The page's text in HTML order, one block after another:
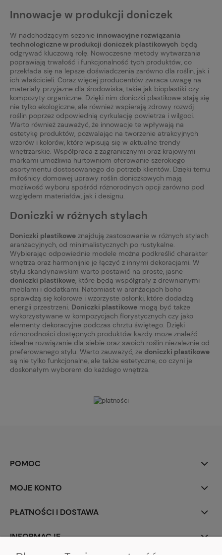
Innowacje w produkcji doniczek
W nadchodzącym sezonie innowacyjne rozwiązania
technologiczne w produkcji doniczek plastikowych będą
odgrywać kluczową rolę. Nowoczesne metody wytwarzania
poprawiają trwałość i funkcjonalność tych produktów, co
przekłada się na lepsze doświadczenia zarówno dla roślin, jak i
ich właścicieli. Coraz więcej producentów zwraca uwagę na
materiały przyjazne dla środowiska, takie jak bioplastiki czy
kompozyty organiczne. Dzięki nim doniczki plastikowe stają się
nie tylko ekologiczne, ale również wspierają zdrowy rozwój
roślin poprzez odpowiednią cyrkulację powietrza i wilgoci.
Warto również zauważyć, że innowacje te wpływają na
estetykę produktów, pozwalając na tworzenie atrakcyjnych
wzorów i kolorów, które wpisują się w aktualne trendy
wnętrzarskie. Współpraca z zagranicznymi oraz krajowymi
markami umożliwia hurtowniom oferowanie szerokiego
asortymentu dostosowanego do potrzeb klientów. Dzięki temu
miłośnicy domowej uprawy roślin doniczkowych mają
możliwość wyboru spośród różnorodnych opcji zarówno pod
względem materiałów, jak i designu.
Doniczki w różnych stylach
Doniczki plastikowe znajdują zastosowanie w różnych stylach
aranżacyjnych, od minimalistycznych po rustykalne.
Wybierając odpowiednie modele można podkreślić charakter
wnętrza oraz harmonijnie je łączyć z innymi dekoracjami. W
stylu skandynawskim warto postawić na proste, jasne
doniczki plastikowe, które będą współgrały z drewnianymi
meblami i dodatkami. Natomiast w aranżacjach boho
sprawdzą się kolorowe i wzorzyste osłonki, które dodadzą
energii przestrzeni. Doniczki plastikowe mogą być także
wykorzystywane w kompozycjach florystycznych czy jako
elementy dekoracyjne podczas chrztu świętego. Dzięki
różnorodności dostępnych produktów każdy może znaleźć
idealne rozwiązanie dla siebie oraz swoich roślin niezależnie od
preferowanego stylu. Warto zauważyć, że doniczki plastikowe
są nie tylko funkcjonalne, ale także estetyczne, co czyni je
doskonałym wyborem do każdego wnętrza.
POMOC
MOJE KONTO
PŁATNOŚCI I DOSTAWA
INFORMACJE